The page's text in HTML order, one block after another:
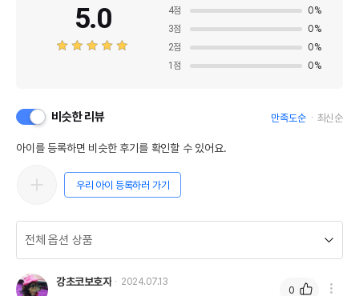
5.0
4점 0%
3점 0%
2점 0%
1 점 0%
비슷한 리뷰 만족도순 최신순
아이를 등록하면 비슷한 후기를 확인할 수 있어요.
우리 아이 등록하러 가기
강초코보호자 2024.07.13
0